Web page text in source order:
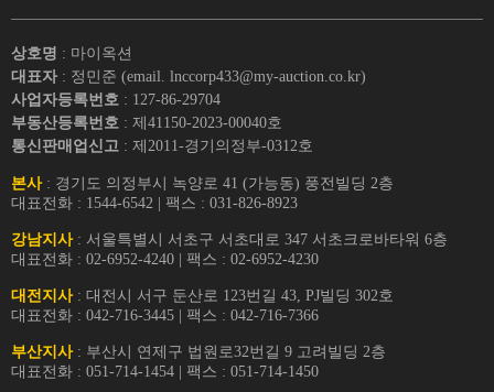
상호명 : 마이옥션
대표자 : 정민준 (email. lnccorp433@my-auction.co.kr)
사업자등록번호 : 127-86-29704
부동산등록번호 : 제41150-2023-00040호
통신판매업신고 : 제2011-경기의정부-0312호
본사: 경기도 의정부시 녹양로 41 (가능동) 풍전빌딩 2층
대표전화 : 1544-6542 | 팩스 : 031-826-8923
강남지사: 서울특별시 서초구 서초대로 347 서초크로바타워 6층
대표전화 : 02-6952-4240 | 팩스 : 02-6952-4230
대전지사: 대전시 서구 둔산로 123번길 43, PJ빌딩 302호
대표전화 : 042-716-3445 | 팩스 : 042-716-7366
부산지사: 부산시 연제구 법원로32번길 9 고려빌딩 2층
대표전화 : 051-714-1454 | 팩스 : 051-714-1450